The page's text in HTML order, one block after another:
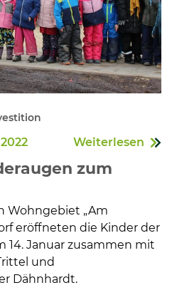
Weiterlesen
zum
Wohngebiet „Am
eröffneten die Kinder der
14. Januar zusammen mit
und
Dähnhardt.